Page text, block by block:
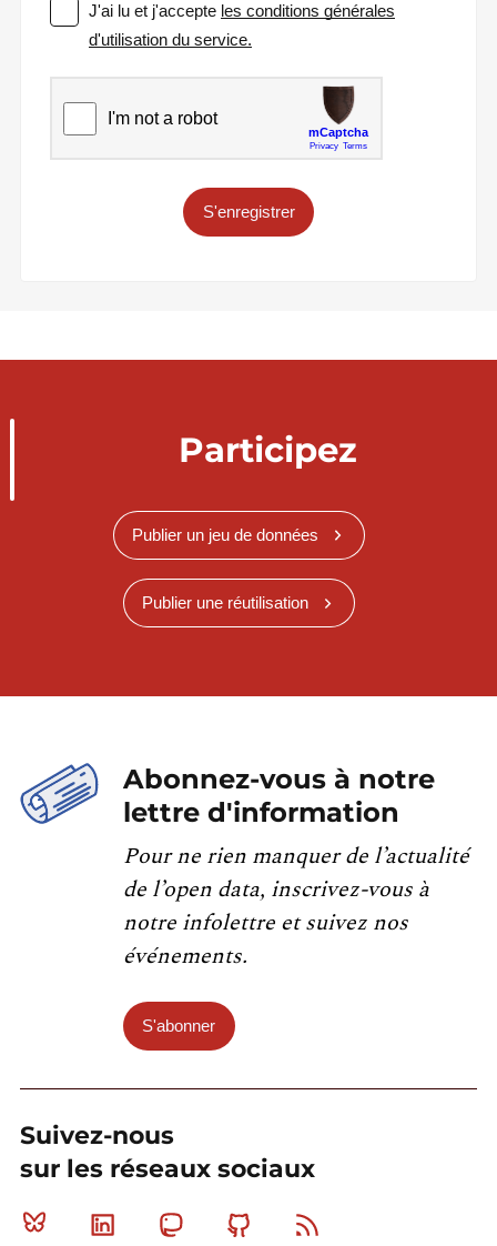
J'ai lu et j'accepte les conditions générales
d'utilisation du service.
S'enregistrer
Participez
Publier un jeu de données
Publier une réutilisation
Abonnez-vous à notre
lettre d'information
Pour ne rien manquer de l’actualité
de l’open data, inscrivez-vous à
notre infolettre et suivez nos
événements.
S'abonner
Suivez-nous
sur les réseaux sociaux
Bluesky Linkedin MastodonGithub